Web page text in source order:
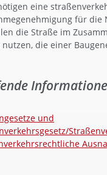
eine
für die
die Straße im
nutzen, die einer
und